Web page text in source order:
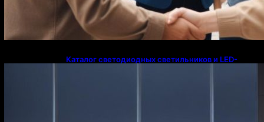
Каталог светодиодных светильников и LED-